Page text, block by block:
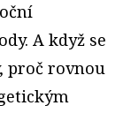
A když se
proč rovnou